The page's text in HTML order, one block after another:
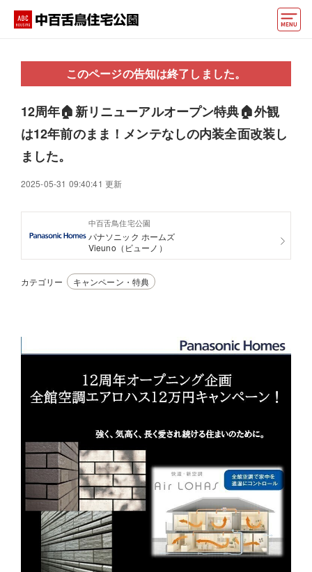
住宅会社・ハウスメーカー
イベント情報・プレゼント
好みからモデルハウスを探す
他の展示場 ABCハウジングトップ
このページの告知は終了しました。
12周年🏠新リニューアルオープン特典🏠外観
は12年前のまま！メンテなしの内装全面改装し
ました。
2025-05-31 09:40:41 更新
中百舌鳥住宅公園
パナソニック ホームズ
Vieuno（ビューノ）
カテゴリー キャンペーン・特典